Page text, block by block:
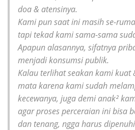
doa & atensinya.
Kami pun saat ini masih se-
tapi tekad kami sama-sama
Apapun alasannya, sifatnya
menjadi konsumsi publik.
Kalau terlihat seakan kami kuat
mata karena kami sudah
kecewanya, juga demi anak²
agar proses perceraian ini bisa
dan tenang, ngga harus